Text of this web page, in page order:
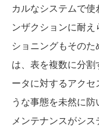
カルなシステムで
ンザクションに耐
ショニングもその
は、表を複数に分
ータに対するアク
うな事態を未然に
メンテナンスがシ